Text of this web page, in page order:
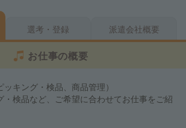
選考・登録 派遣会社概要
お仕事の概要
キング・検品、商品管理）
・検品など、ご希望に合わせてお仕事をご紹